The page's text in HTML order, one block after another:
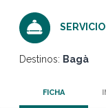
SERVICIO
Destinos: Bagà
FICHA